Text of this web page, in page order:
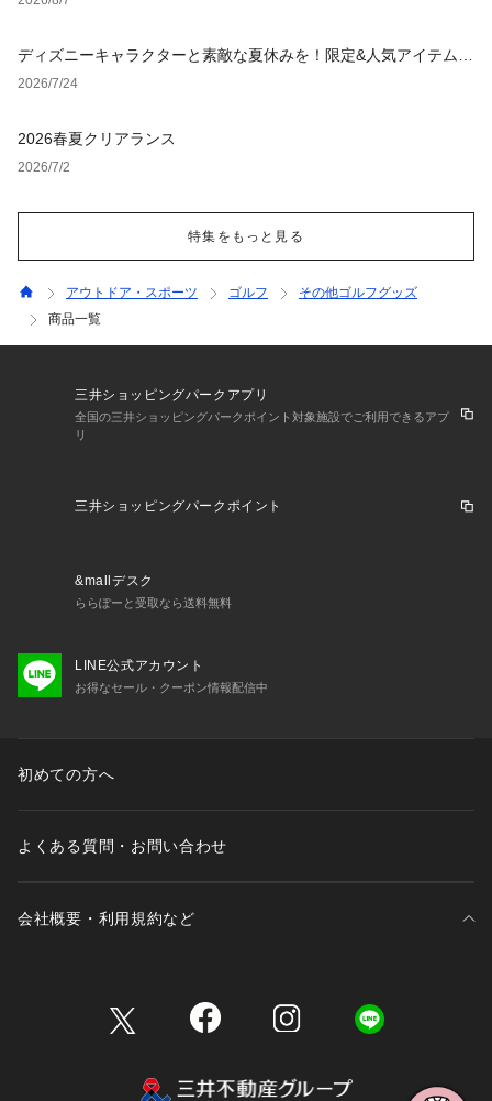
ディズニーキャラクターと素敵な夏休みを！限定&人気アイテム特
集
2026/7/24
2026春夏クリアランス
2026/7/2
特集をもっと見る
アウトドア・スポーツ ゴルフ
その他ゴルフグッズ
商品一覧
三井ショッピングパークアプリ
全国の三井ショッピングパークポイント対象施設でご利用できるアプ
リ
三井ショッピングパークポイント
&mallデスク
ららぽーと受取なら送料無料
LINE公式アカウント
お得なセール・クーポン情報配信中
初めての方へ
よくある質問・お問い合わせ
会社概要・利用規約など